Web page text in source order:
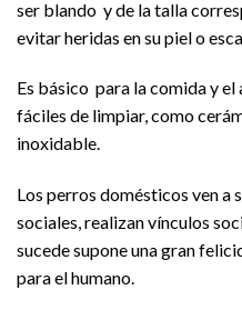
ser blando y de la talla
evitar heridas en su piel o
Es básico para la comida y
fáciles de limpiar, como
inoxidable.
Los perros domésticos ven a
sociales, realizan vínculos
sucede supone una gran
para el humano.